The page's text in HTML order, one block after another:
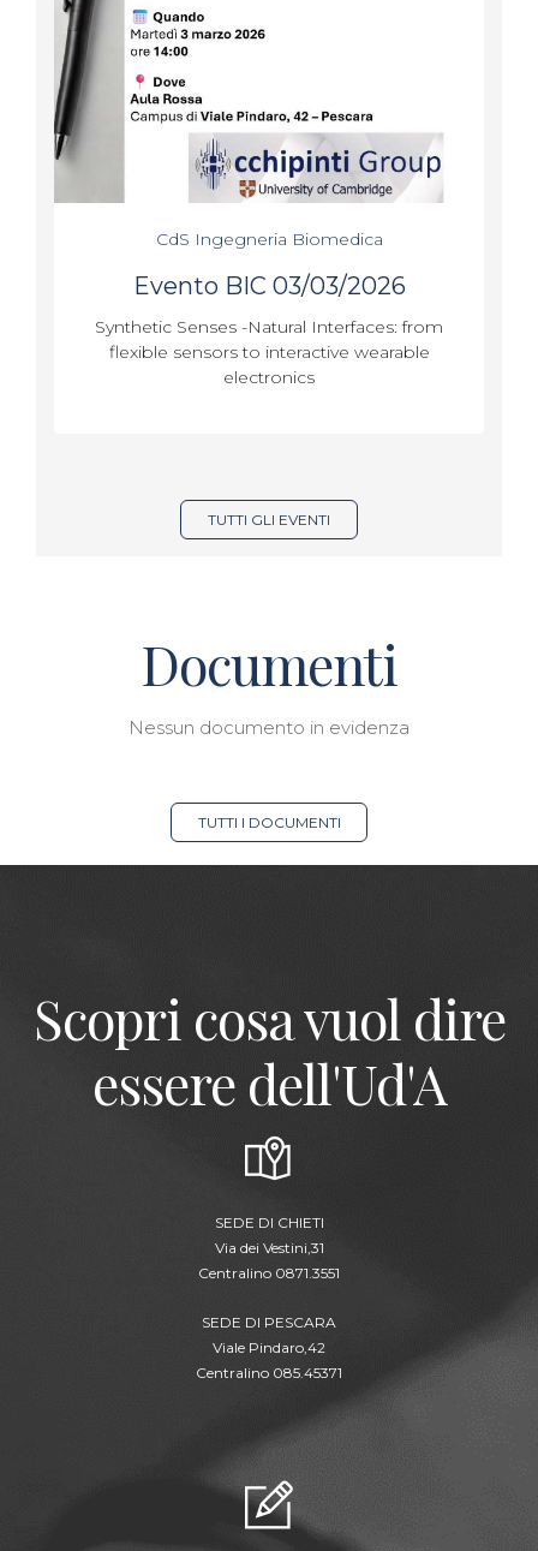
CdS Ingegneria Biomedica
Evento BIC 03/03/2026
Synthetic Senses -Natural Interfaces: from
flexible sensors to interactive wearable
electronics
TUTTI GLI EVENTI
Documenti
Nessun documento in evidenza
TUTTI I DOCUMENTI
Scopri cosa vuol dire
essere dell'Ud'A
SEDE DI CHIETI
Via dei Vestini,31
Centralino 0871.3551
SEDE DI PESCARA
Viale Pindaro,42
Centralino 085.45371